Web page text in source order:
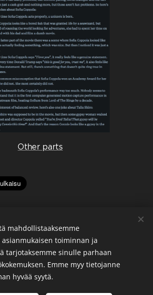
Other parts
UUDELLEENNOSTONA:
joka ei taida katsoa
elokuvia
mahdollistaaksemme
toiminnan ja
tarjotaksemme sinulle parhaan
Emme myy tietojanne
hyvää syytä.